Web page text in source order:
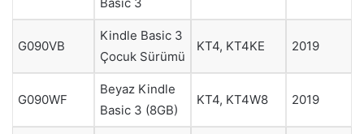
Basic 3
G090VB
Kindle Basic 3
Çocuk Sürümü
KT4, KT4KE 2019
G090WF
Beyaz Kindle
Basic 3 (8GB)
KT4, KT4W8 2019